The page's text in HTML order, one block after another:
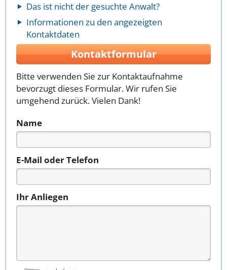
Das ist nicht der gesuchte Anwalt?
Informationen zu den angezeigten
Kontaktdaten
Kontaktformular
Bitte verwenden Sie zur Kontaktaufnahme
bevorzugt dieses Formular. Wir rufen Sie
umgehend zurück. Vielen Dank!
Name
E-Mail oder Telefon
Ihr Anliegen